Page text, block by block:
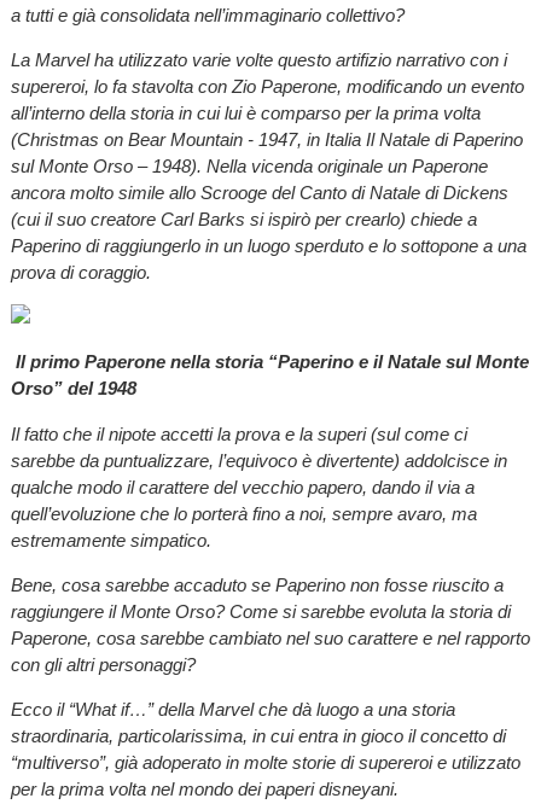
a tutti e già consolidata nell’immaginario collettivo?
La Marvel ha utilizzato varie volte questo artifizio narrativo con i
supereroi, lo fa stavolta con Zio Paperone, modificando un evento
all’interno della storia in cui lui è comparso per la prima volta
(Christmas on Bear Mountain - 1947, in Italia Il Natale di Paperino
sul Monte Orso – 1948). Nella vicenda originale un Paperone
ancora molto simile allo Scrooge del Canto di Natale di Dickens
(cui il suo creatore Carl Barks si ispirò per crearlo) chiede a
Paperino di raggiungerlo in un luogo sperduto e lo sottopone a una
prova di coraggio.
Il primo Paperone nella storia “Paperino e il Natale sul Monte
Orso” del 1948
Il fatto che il nipote accetti la prova e la superi (sul come ci
sarebbe da puntualizzare, l’equivoco è divertente) addolcisce in
qualche modo il carattere del vecchio papero, dando il via a
quell’evoluzione che lo porterà fino a noi, sempre avaro, ma
estremamente simpatico.
Bene, cosa sarebbe accaduto se Paperino non fosse riuscito a
raggiungere il Monte Orso? Come si sarebbe evoluta la storia di
Paperone, cosa sarebbe cambiato nel suo carattere e nel rapporto
con gli altri personaggi?
Ecco il “What if…” della Marvel che dà luogo a una storia
straordinaria, particolarissima, in cui entra in gioco il concetto di
“multiverso”, già adoperato in molte storie di supereroi e utilizzato
per la prima volta nel mondo dei paperi disneyani.